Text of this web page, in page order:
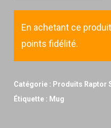
En achetant ce
points fidélité.
Catégorie : Produits Raptor
Étiquette : Mug